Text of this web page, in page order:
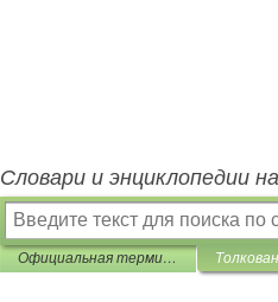
Словари и энциклопедии
Официальная терминология